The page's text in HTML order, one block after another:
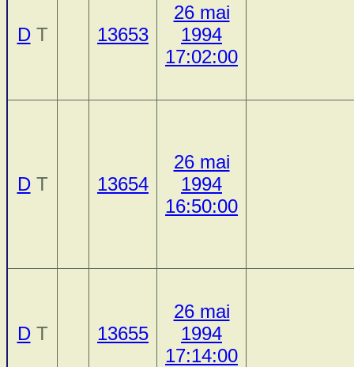
DT 13653
26 mai
1994
17:02:00
DT 13654
26 mai
1994
16:50:00
DT 13655
26 mai
1994
17:14:00